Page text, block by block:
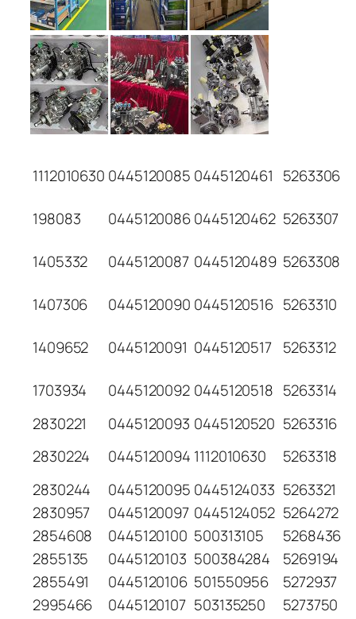
1112010630 0445120085 0445120461 5263306
198083 04451200860445120462 5263307
1405332 0445120087 0445120489 5263308
1407306 0445120090 0445120516 5263310
1409652 0445120091 0445120517 5263312
1703934 0445120092 0445120518 5263314
2830221
0445120093 0445120520 5263316
2830224
0445120094 1112010630
5263318
2830244
0445120095 0445124033 5263321
2830957
0445120097 0445124052 5264272
2854608
0445120100 500313105
5268436
2855135
0445120103 500384284
5269194
2855491
0445120106 501550956
5272937
2995466
0445120107 503135250
5273750